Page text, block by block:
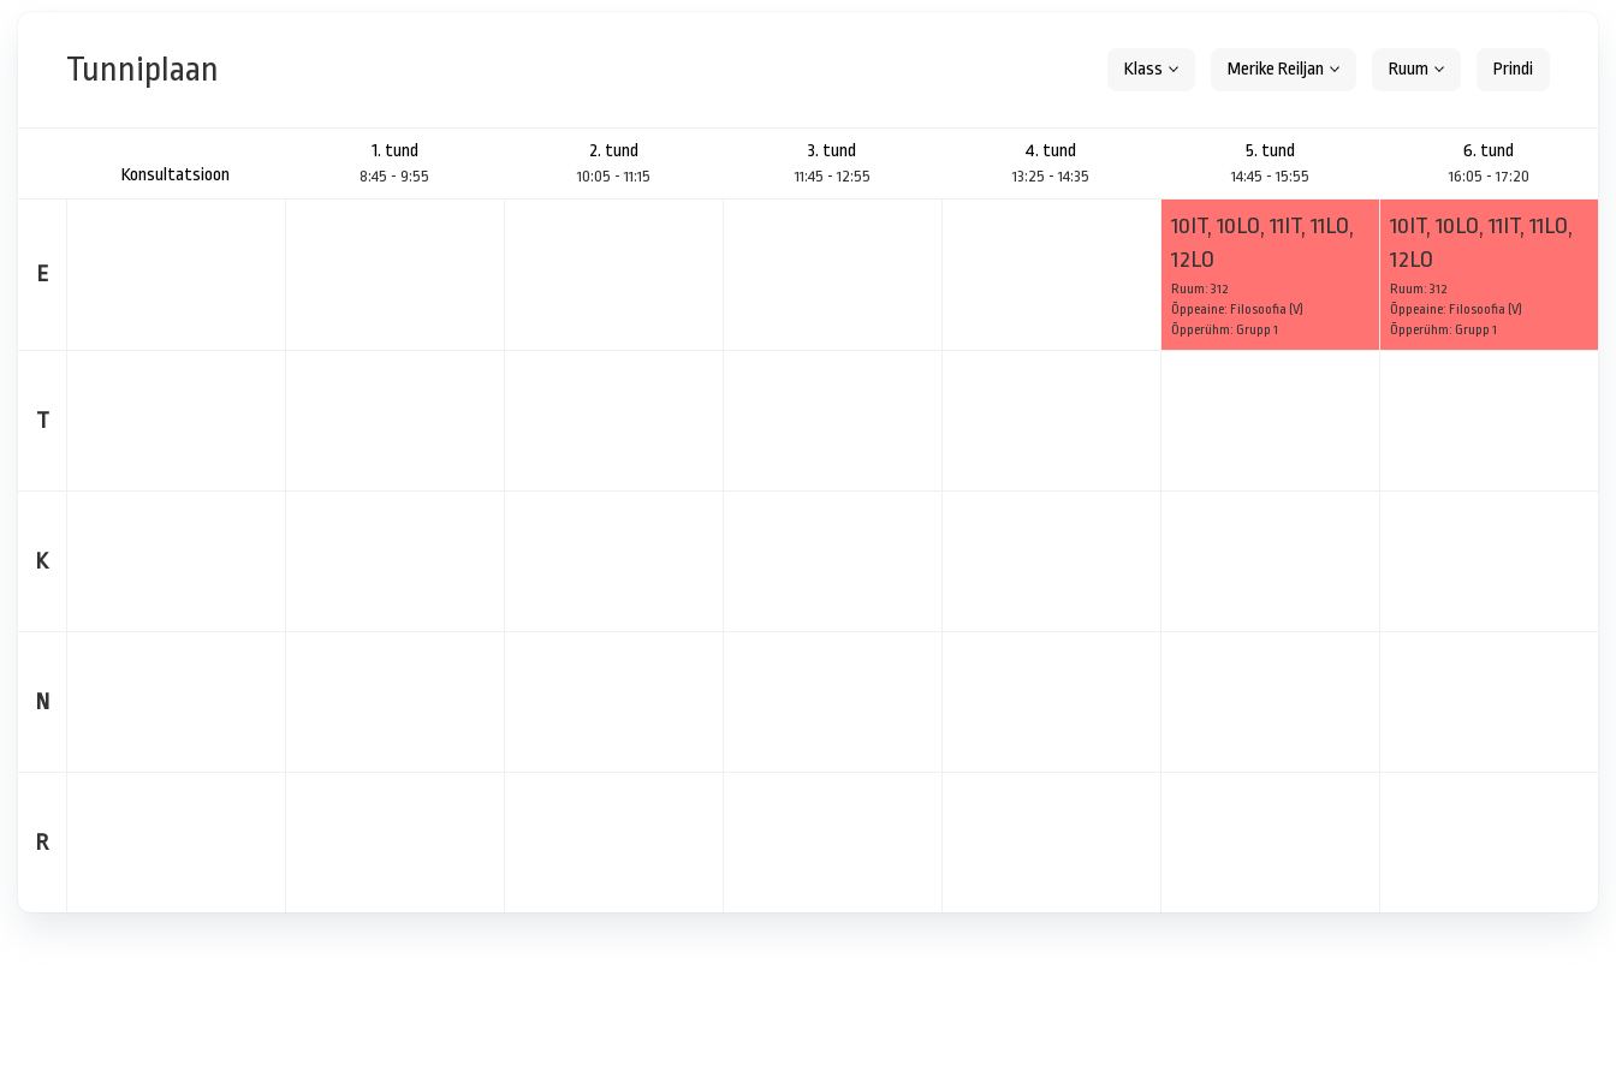
Tunniplaan Klass Merike Reiljan Ruum
Konsultatsioon
1. tund
8:45 - 9:55
2. tund
10:05 - 11:15
3. tund
11:45 - 12:55
4. tund
13:25 - 14:35
5. tund
14:45 - 15:55
6. tund
16:05 - 17:20
E
10IT, 10LO, 11IT, 11LO,
12LO
Ruum: 312
Õppeaine: Filosoofia (V)
Õpperühm: Grupp 1
10IT, 10LO, 11IT, 11LO,
12LO
Ruum: 312
Õppeaine: Filosoofia (V)
Õpperühm: Grupp 1
T
K
N
R